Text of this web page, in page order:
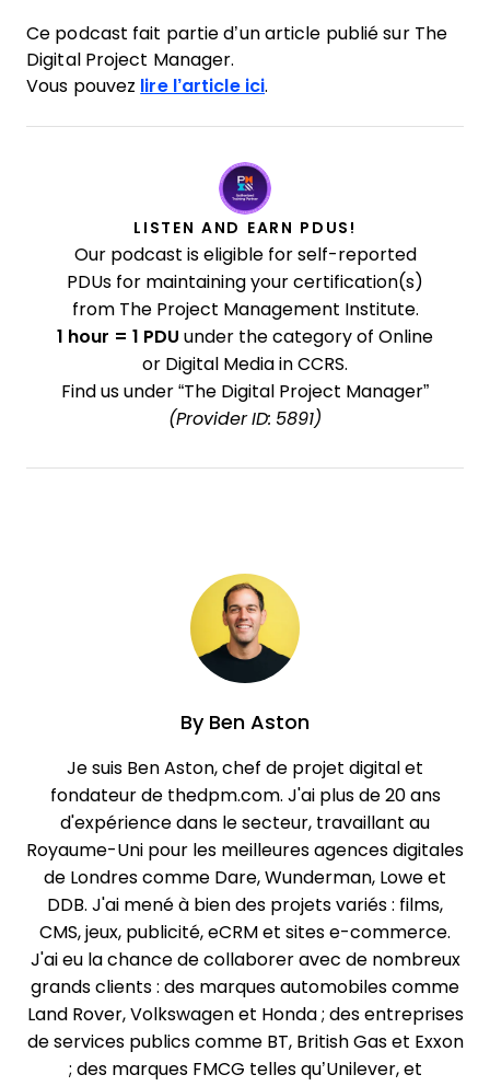
Ce podcast fait partie d’un article publié sur The
Digital Project Manager.
Vous pouvez lire l’article ici.
LISTEN AND EARN PDUS!
Our podcast is eligible for self-reported
PDUs for maintaining your certification(s)
from The Project Management Institute.
1 hour = 1 PDU under the category of Online
or Digital Media in CCRS.
Find us under “The Digital Project Manager”
(Provider ID: 5891)
ByBen Aston
Je suis Ben Aston, chef de projet digital et
fondateur de thedpm.com. J'ai plus de 20 ans
d'expérience dans le secteur, travaillant au
Royaume-Uni pour les meilleures agences digitales
de Londres comme Dare, Wunderman, Lowe et
DDB. J'ai mené à bien des projets variés : films,
CMS, jeux, publicité, eCRM et sites e-commerce.
J'ai eu la chance de collaborer avec de nombreux
grands clients : des marques automobiles comme
Land Rover, Volkswagen et Honda ; des entreprises
de services publics comme BT, British Gas et Exxon
; des marques FMCG telles qu’Unilever, et